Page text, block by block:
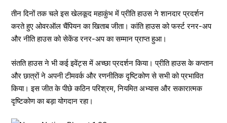
तीन दिनों तक चले इस खेलकूद महाकुंभ में प्रीति हाउस ने शानदार प्रदर्शन
करते हुए ओवरऑल चैंपियन का खिताब जीता। कांति हाउस को फर्स्ट रनर-अप
और नीति हाउस को सेकेंड रनर-अप का सम्मान प्राप्त हुआ।
संतति हाउस ने भी कई इवेंट्स में अच्छा प्रदर्शन किया। प्रीति हाउस के कप्तान
और छात्रों ने अपनी टीमवर्क और रणनीतिक दृष्टिकोण से सभी को प्रभावित
किया। इस जीत के पीछे कठिन परिश्रम, नियमित अभ्यास और सकारात्मक
दृष्टिकोण का बड़ा योगदान रहा।